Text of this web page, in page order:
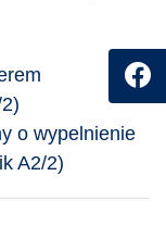
o wypelnienie
A2/2)